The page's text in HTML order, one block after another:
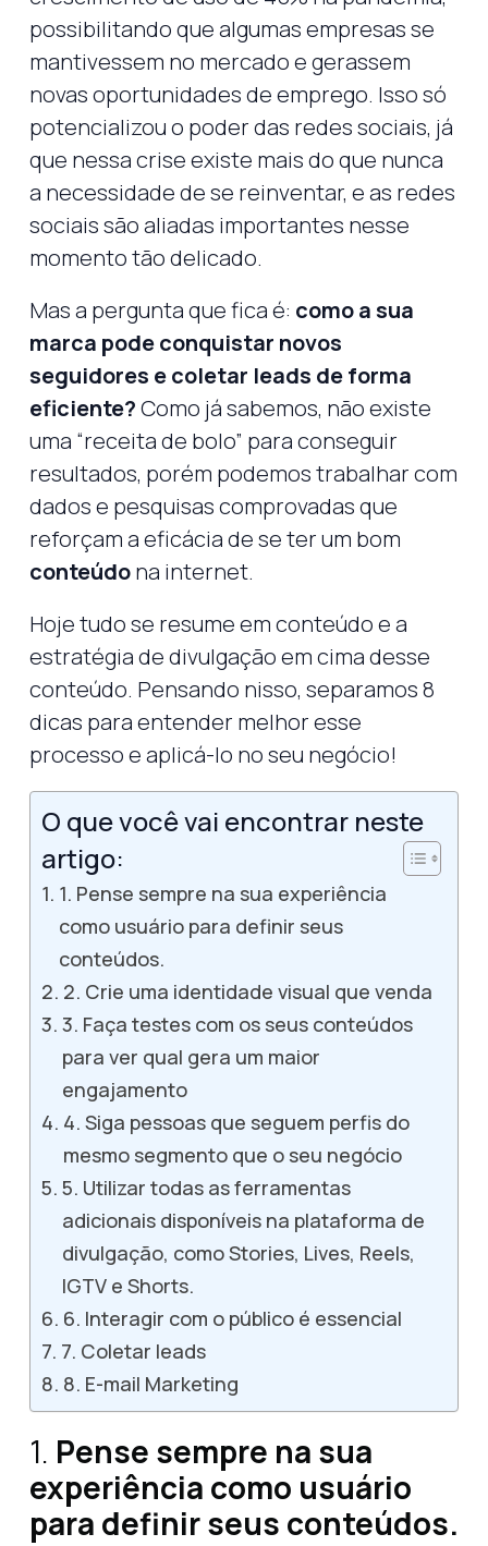
possibilitando que algumas empresas se
mantivessem no mercado e gerassem
novas oportunidades de emprego. Isso só
potencializou o poder das redes sociais, já
que nessa crise existe mais do que nunca
a necessidade de se reinventar, e as redes
sociais são aliadas importantes nesse
momento tão delicado.
Mas a pergunta que fica é: como a sua
marca pode conquistar novos
seguidores e coletar leads de forma
eficiente?Como já sabemos, não existe
uma “receita de bolo” para conseguir
resultados, porém podemos trabalhar com
dados e pesquisas comprovadas que
reforçam a eficácia de se ter um bom
conteúdona internet.
Hoje tudo se resume em conteúdo e a
estratégia de divulgação em cima desse
conteúdo. Pensando nisso, separamos 8
dicas para entender melhor esse
processo e aplicá-lo no seu negócio!
O que você vai encontrar neste
artigo:
1. Pense sempre na sua experiência
como usuário para definir seus
conteúdos.
2. Crie uma identidade visual que venda
3. Faça testes com os seus conteúdos
para ver qual gera um maior
engajamento
4. Siga pessoas que seguem perfis do
mesmo segmento que o seu negócio
5. Utilizar todas as ferramentas
adicionais disponíveis na plataforma de
divulgação, como Stories, Lives, Reels,
IGTV e Shorts.
6. Interagir com o público é essencial
7. Coletar leads
8. E-mail Marketing
1. Pense sempre na sua
experiência como usuário
para definir seus conteúdos.